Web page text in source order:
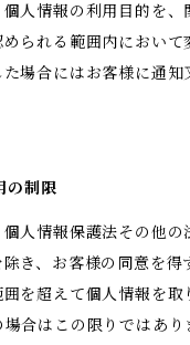
人情報の利用目的を、
られる範囲内において
場合にはお客様に通知
の制限
人情報保護法その他の
き、お客様の同意を得
を超えて個人情報を取
合はこの限りではあり